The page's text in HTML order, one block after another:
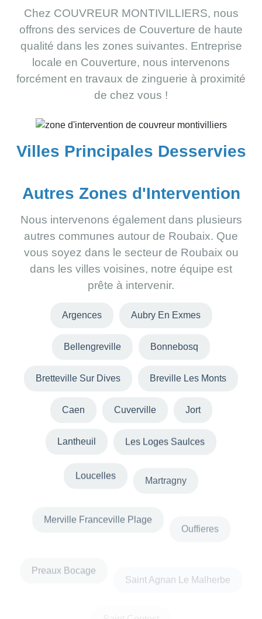
Chez COUVREUR MONTIVILLIERS, nous
offrons des services de Couverture de haute
qualité dans les zones suivantes. Entreprise
locale en Couverture, nous intervenons
forcément en travaux de zinguerie à proximité
de chez vous !
Villes Principales Desservies
Autres Zones d'Intervention
Nous intervenons également dans plusieurs
autres communes autour de Roubaix. Que
vous soyez dans le secteur de Roubaix ou
dans les villes voisines, notre équipe est
prête à intervenir.
Argences Aubry En Exmes
Bellengreville Bonnebosq
Bretteville Sur Dives Breville Les Monts
Caen Cuverville Jort
Lantheuil Les Loges Saulces
Loucelles